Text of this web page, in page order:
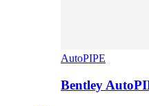
AutoPIPE
Bentley